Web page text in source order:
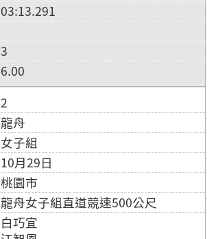
03:13.291
3
6.00
2
龍舟
女子組
10月29日
桃園市
龍舟女子組直道競速500公尺
白巧宜